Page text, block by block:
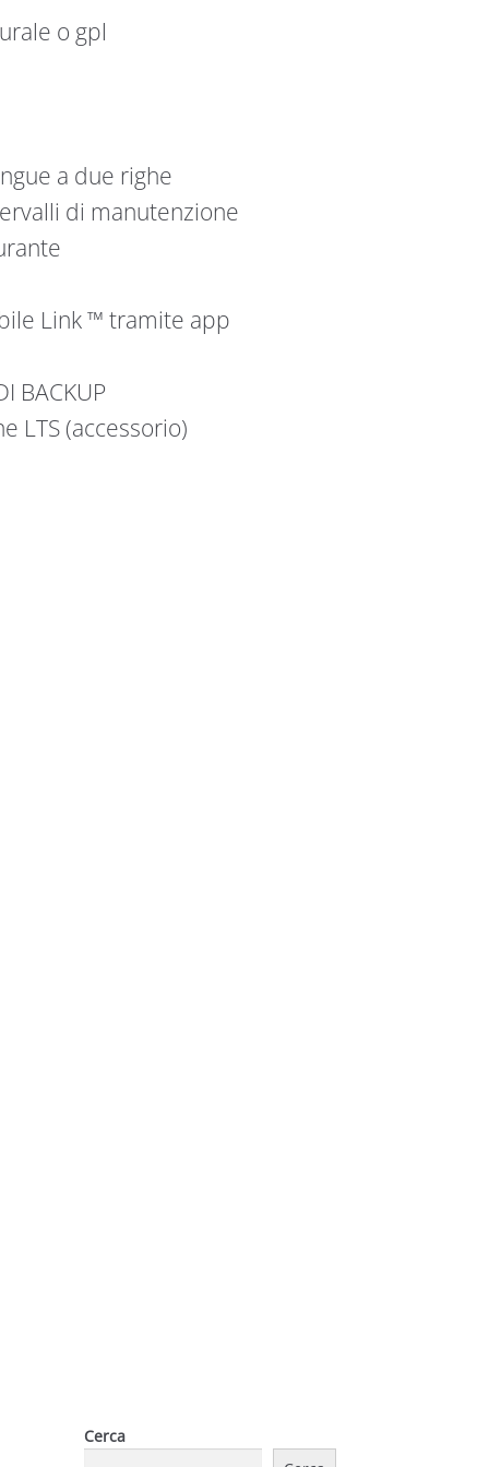
o gpl
a due righe
di manutenzione
Link ™ tramite app
BACKUP
LTS (accessorio)
Cerca